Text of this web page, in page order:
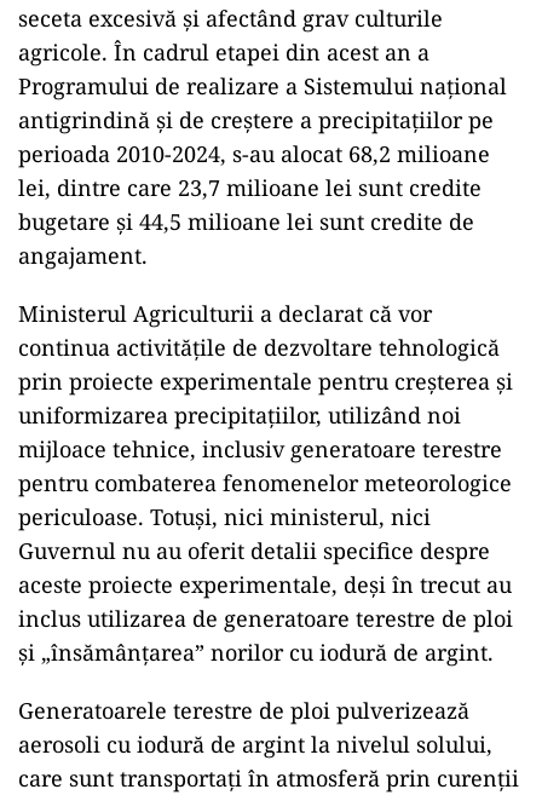
seceta excesivă și afectând grav culturile
agricole. În cadrul etapei din acest an a
Programului de realizare a Sistemului național
antigrindină și de creștere a precipitațiilor pe
perioada 2010-2024, s-au alocat 68,2 milioane
lei, dintre care 23,7 milioane lei sunt credite
bugetare și 44,5 milioane lei sunt credite de
angajament.
Ministerul Agriculturii a declarat că vor
continua activitățile de dezvoltare tehnologică
prin proiecte experimentale pentru creșterea și
uniformizarea precipitațiilor, utilizând noi
mijloace tehnice, inclusiv generatoare terestre
pentru combaterea fenomenelor meteorologice
periculoase. Totuși, nici ministerul, nici
Guvernul nu au oferit detalii specifice despre
aceste proiecte experimentale, deși în trecut au
inclus utilizarea de generatoare terestre de ploi
și „însămânțarea” norilor cu iodură de argint.
Generatoarele terestre de ploi pulverizează
aerosoli cu iodură de argint la nivelul solului,
care sunt transportați în atmosferă prin curenții